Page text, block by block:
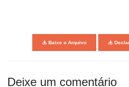
Baixe o Arquivo
Deixe um comentário